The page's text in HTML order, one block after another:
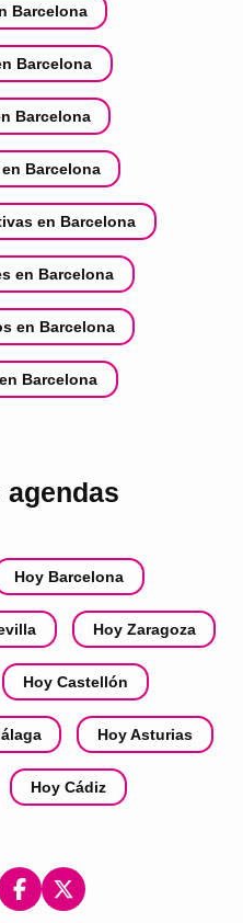
Barcelona
Barcelona
Barcelona
Barcelona
en Barcelona
en Barcelona
en Barcelona
Barcelona
agendas
Hoy Barcelona
Hoy Zaragoza
Hoy Castellón
Hoy Asturias
Hoy Cádiz